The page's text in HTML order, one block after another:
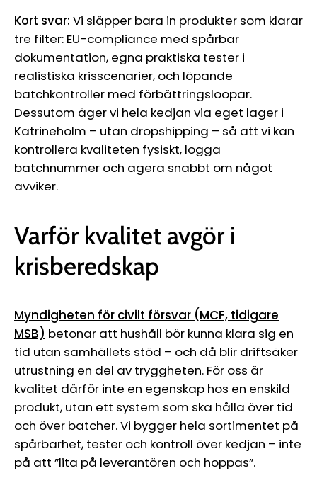
Kort svar: Vi släpper bara in produkter som klarar
tre filter: EU-compliance med spårbar
dokumentation, egna praktiska tester i
realistiska krisscenarier, och löpande
batchkontroller med förbättringsloopar.
Dessutom äger vi hela kedjan via eget lager i
Katrineholm – utan dropshipping – så att vi kan
kontrollera kvaliteten fysiskt, logga
batchnummer och agera snabbt om något
avviker.
Varför kvalitet avgör i
krisberedskap
Myndigheten för civilt försvar (MCF, tidigare
MSB) betonar att hushåll bör kunna klara sig en
tid utan samhällets stöd – och då blir driftsäker
utrustning en del av tryggheten. För oss är
kvalitet därför inte en egenskap hos en enskild
produkt, utan ett system som ska hålla över tid
och över batcher. Vi bygger hela sortimentet på
spårbarhet, tester och kontroll över kedjan – inte
på att ”lita på leverantören och hoppas”.